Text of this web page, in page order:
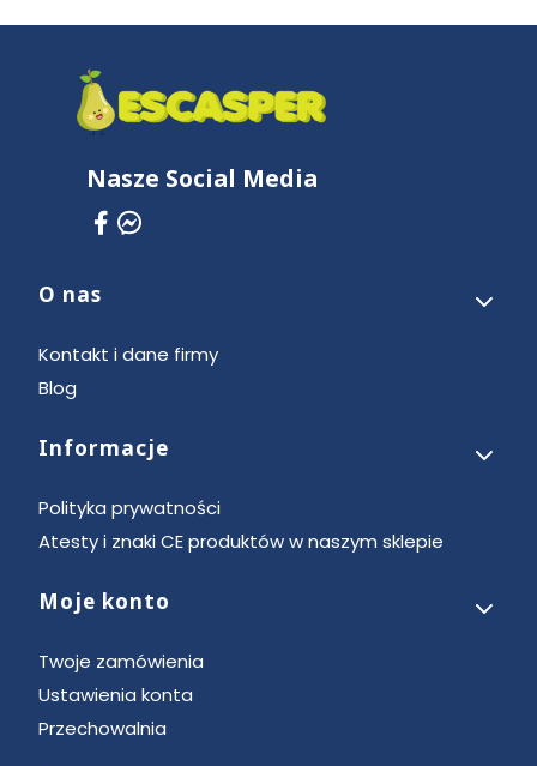
Nasze Social Media
Linki w stopce
O nas
Kontakt i dane firmy
Blog
Informacje
Polityka prywatności
Atesty i znaki CE produktów w naszym sklepie
Moje konto
Twoje zamówienia
Ustawienia konta
Przechowalnia